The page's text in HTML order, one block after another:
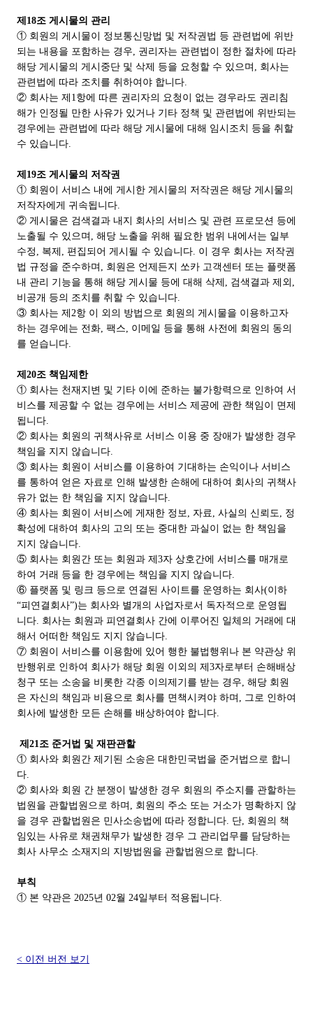
제18조 게시물의 관리
① 회원의 게시물이 정보통신망법 및 저작권법 등 관련법에 위반
되는 내용을 포함하는 경우, 권리자는 관련법이 정한 절차에 따라
해당 게시물의 게시중단 및 삭제 등을 요청할 수 있으며, 회사는
관련법에 따라 조치를 취하여야 합니다.
② 회사는 제1항에 따른 권리자의 요청이 없는 경우라도 권리침
해가 인정될 만한 사유가 있거나 기타 정책 및 관련법에 위반되는
경우에는 관련법에 따라 해당 게시물에 대해 임시조치 등을 취할
수 있습니다.
제19조 게시물의 저작권
① 회원이 서비스 내에 게시한 게시물의 저작권은 해당 게시물의
저작자에게 귀속됩니다.
② 게시물은 검색결과 내지 회사의 서비스 및 관련 프로모션 등에
노출될 수 있으며, 해당 노출을 위해 필요한 범위 내에서는 일부
수정, 복제, 편집되어 게시될 수 있습니다. 이 경우 회사는 저작권
법 규정을 준수하며, 회원은 언제든지 쏘카 고객센터 또는 플랫폼
내 관리 기능을 통해 해당 게시물 등에 대해 삭제, 검색결과 제외,
비공개 등의 조치를 취할 수 있습니다.
③ 회사는 제2항 이 외의 방법으로 회원의 게시물을 이용하고자
하는 경우에는 전화, 팩스, 이메일 등을 통해 사전에 회원의 동의
를 얻습니다.
제20조 책임제한
① 회사는 천재지변 및 기타 이에 준하는 불가항력으로 인하여 서
비스를 제공할 수 없는 경우에는 서비스 제공에 관한 책임이 면제
됩니다.
② 회사는 회원의 귀책사유로 서비스 이용 중 장애가 발생한 경우
책임을 지지 않습니다.
③ 회사는 회원이 서비스를 이용하여 기대하는 손익이나 서비스
를 통하여 얻은 자료로 인해 발생한 손해에 대하여 회사의 귀책사
유가 없는 한 책임을 지지 않습니다.
④ 회사는 회원이 서비스에 게재한 정보, 자료, 사실의 신뢰도, 정
확성에 대하여 회사의 고의 또는 중대한 과실이 없는 한 책임을
지지 않습니다.
⑤ 회사는 회원간 또는 회원과 제3자 상호간에 서비스를 매개로
하여 거래 등을 한 경우에는 책임을 지지 않습니다.
⑥ 플랫폼 및 링크 등으로 연결된 사이트를 운영하는 회사(이하
“피연결회사”)는 회사와 별개의 사업자로서 독자적으로 운영됩
니다. 회사는 회원과 피연결회사 간에 이루어진 일체의 거래에 대
해서 어떠한 책임도 지지 않습니다.
⑦ 회원이 서비스를 이용함에 있어 행한 불법행위나 본 약관상 위
반행위로 인하여 회사가 해당 회원 이외의 제3자로부터 손해배상
청구 또는 소송을 비롯한 각종 이의제기를 받는 경우, 해당 회원
은 자신의 책임과 비용으로 회사를 면책시켜야 하며, 그로 인하여
회사에 발생한 모든 손해를 배상하여야 합니다.
제21조 준거법 및 재판관할
① 회사와 회원간 제기된 소송은 대한민국법을 준거법으로 합니
다.
② 회사와 회원 간 분쟁이 발생한 경우 회원의 주소지를 관할하는
법원을 관할법원으로 하며, 회원의 주소 또는 거소가 명확하지 않
을 경우 관할법원은 민사소송법에 따라 정합니다. 단, 회원의 책
임있는 사유로 채권채무가 발생한 경우 그 관리업무를 담당하는
회사 사무소 소재지의 지방법원을 관할법원으로 합니다.
부칙
① 본 약관은 2025년 02월 24일부터 적용됩니다.
< 이전 버전 보기